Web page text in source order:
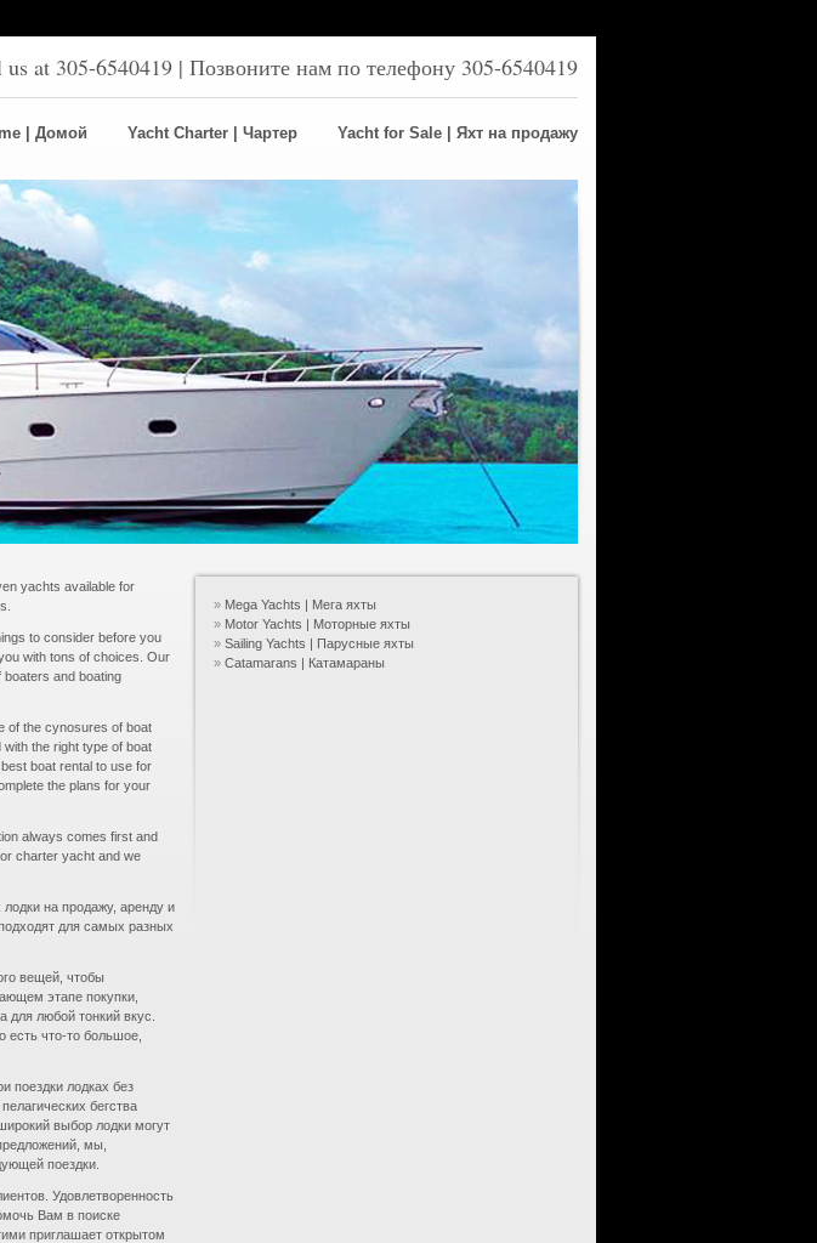
us at 305-6540419 | Позвоните нам по телефону 305-6540419
| Домой Yacht Charter | Чартер Yacht for Sale | Яхт на продажу
yachts available for
to consider before you
with tons of choices. Our
and boating
of the cynosures of boat
the right type of boat
boat rental to use for
the plans for your
always comes first and
charter yacht and we
на продажу, аренду и
для самых разных
вещей, чтобы
этапе покупки,
любой тонкий вкус.
есть что-то большое,
поездки лодках без
бегства
выбор лодки могут
мы,
поездки.
Удовлетворенность
Вам в поиске
приглашает открытом
Mega Yachts | Мега яхты
Motor Yachts | Моторные яхты
Sailing Yachts | Парусные яхты
Catamarans | Катамараны